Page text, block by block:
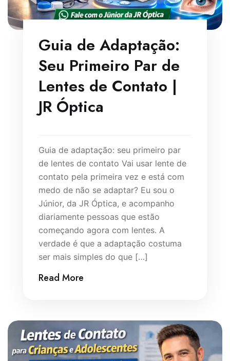
Guia de Adaptação:
Seu Primeiro Par de
Lentes de Contato |
JR Óptica
Guia de adaptação: seu primeiro par
de lentes de contato Vai usar lente de
contato pela primeira vez e está com
medo de não se adaptar? Eu sou o
Júnior, da JR Óptica, e acompanho
diariamente pessoas que estão
começando agora com lentes. A
verdade é que a adaptação costuma
ser mais simples do que […]
Read More